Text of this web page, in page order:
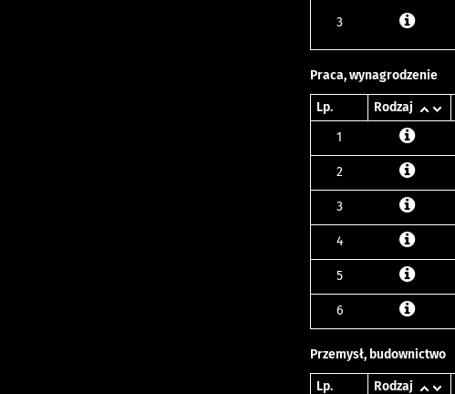
3
Praca, wynagrodzenie
Lp. Rodzaj
1
2
3
4
5
6
Przemysł, budownictwo
Lp. Rodzaj